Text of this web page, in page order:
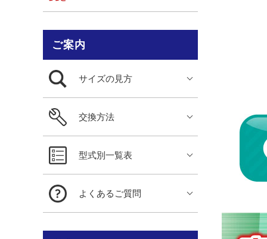
ご案内
サイズの見方
交換方法
型式別一覧表
よくあるご質問